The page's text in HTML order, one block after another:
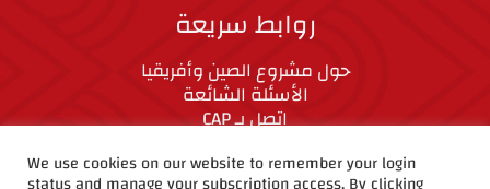
روابط سريعة
حول مشروع الصين وأفريقيا
الأسئلة الشائعة
اتصل بـ CAP
We use cookies on our website to remember your login